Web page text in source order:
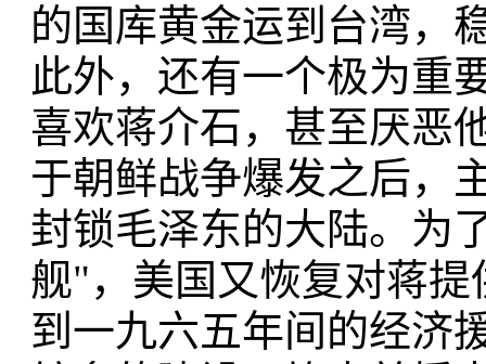
的国库黄金运到台湾，
此外，还有一个极为重
喜欢蒋介石，甚至厌恶
于朝鲜战争爆发之后，
封锁毛泽东的大陆。为
舰"，美国又恢复对蒋
到一九六五年间的经济